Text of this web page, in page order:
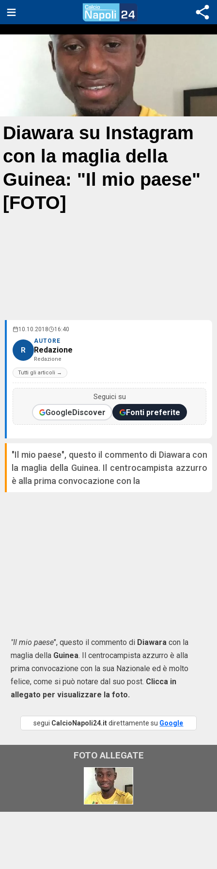
Diawara su Instagram
con la maglia della
Guinea: "Il mio paese"
[FOTO]
10.10.2018 16:40
R
AUTORE
Redazione
Redazione
Tutti gli articoli →
Seguici su
GoogleDiscover Fonti preferite
"Il mio paese", questo il commento di Diawara con
la maglia della Guinea. Il centrocampista azzurro
è alla prima convocazione con la
"Il mio paese", questo il commento di Diawara con la
maglia della Guinea. Il centrocampista azzurro è alla
prima convocazione con la sua Nazionale ed è molto
felice, come si può notare dal suo post. Clicca in
allegato per visualizzare la foto.
segui CalcioNapoli24.itdirettamente su Google
FOTO ALLEGATE